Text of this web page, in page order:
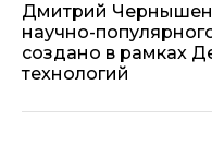
Дмитрий
научно-
создано в рамках
технологий